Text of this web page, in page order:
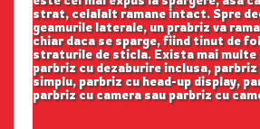
strat, celalalt ramane intact. Spre
geamurile laterale, un prabriz va
chiar daca se sparge, fiind tinut de
straturile de sticla. Exista mai multe
parbriz cu dezaburire inclusa,
simplu, parbriz cu head-up display,
parbriz cu camera sau parbriz cu